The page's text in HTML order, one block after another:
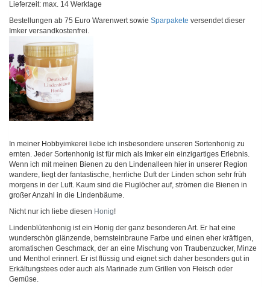
Lieferzeit: max. 14 Werktage
Bestellungen ab 75 Euro Warenwert sowie Sparpakete versendet dieser
Imker versandkostenfrei.
In meiner Hobbyimkerei liebe ich insbesondere unseren Sortenhonig zu
ernten. Jeder Sortenhonig ist für mich als Imker ein einzigartiges Erlebnis.
Wenn ich mit meinen Bienen zu den Lindenalleen hier in unserer Region
wandere, liegt der fantastische, herrliche Duft der Linden schon sehr früh
morgens in der Luft. Kaum sind die Fluglöcher auf, strömen die Bienen in
großer Anzahl in die Lindenbäume.
Nicht nur ich liebe diesen Honig!
Lindenblütenhonig ist ein Honig der ganz besonderen Art. Er hat eine
wunderschön glänzende, bernsteinbraune Farbe und einen eher kräftigen,
aromatischen Geschmack, der an eine Mischung von Traubenzucker, Minze
und Menthol erinnert. Er ist flüssig und eignet sich daher besonders gut in
Erkältungstees oder auch als Marinade zum Grillen von Fleisch oder
Gemüse.